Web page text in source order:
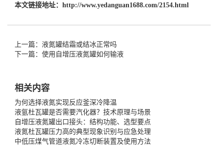
本文链接地址： http://www.yedanguan1688.com/2154.html
上一篇：液氮罐结霜或结冰正常吗
下一篇：使用自增压液氮罐如何输液
相关内容
为何选择液氮实现反应釜深冷降温
液氩杜瓦罐是否需要汽化器？技术原理与场景
自增压液氮罐出口接头：结构功能、选型要点
液氮杜瓦罐压力高的典型现象识别与应急处理
中低压煤气管道液氮冷冻切断装置及使用方法